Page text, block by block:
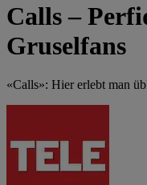
Calls –
Gruselfans
«Calls»: Hier erlebt man